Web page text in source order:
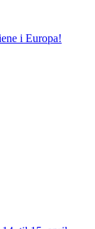
i Europa!